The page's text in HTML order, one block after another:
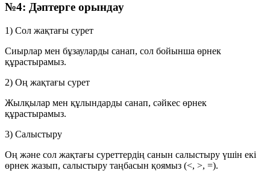
№4: Дәптерге орындау
1) Сол жақтағы сурет
Сиырлар мен бұзауларды санап, сол бойынша өрнек
құрастырамыз.
2) Оң жақтағы сурет
Жылқылар мен құлындарды санап, сәйкес өрнек
құрастырамыз.
3) Салыстыру
Оң және сол жақтағы суреттердің санын салыстыру үшін екі
өрнек жазып, салыстыру таңбасын қоямыз (<, >, =).